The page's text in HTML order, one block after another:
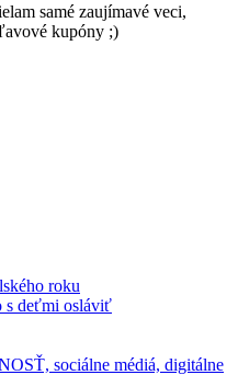
samé zaujímavé veci,
kupóny ;)
roku
s deťmi osláviť
sociálne médiá, digitálne